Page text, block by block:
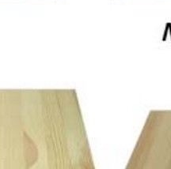
и белья
одежды и белья
одежды и белья
одежды и белья
и белья
и белья